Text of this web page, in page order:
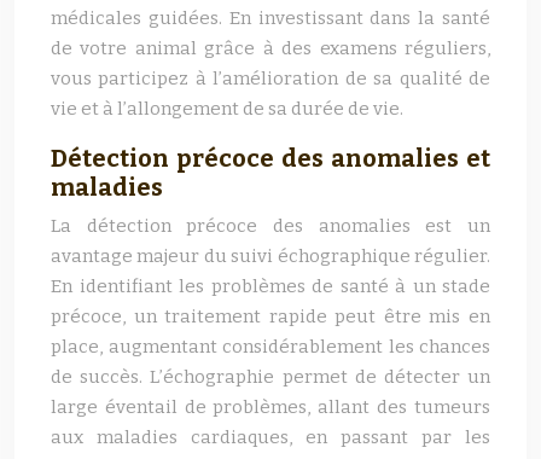
médicales guidées. En investissant dans la santé
de votre animal grâce à des examens réguliers,
vous participez à l’amélioration de sa qualité de
vie et à l’allongement de sa durée de vie.
Détection précoce des anomalies et
maladies
La détection précoce des anomalies est un
avantage majeur du suivi échographique régulier.
En identifiant les problèmes de santé à un stade
précoce, un traitement rapide peut être mis en
place, augmentant considérablement les chances
de succès. L’échographie permet de détecter un
large éventail de problèmes, allant des tumeurs
aux maladies cardiaques, en passant par les